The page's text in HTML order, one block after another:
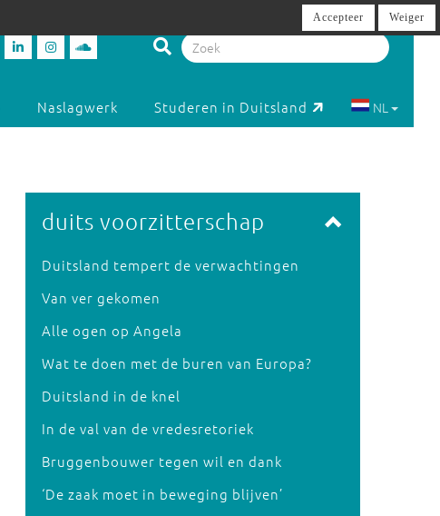
Naslagwerk Studeren in Duitsland NL
duits voorzitterschap
Duitsland tempert de verwachtingen
Van ver gekomen
Alle ogen op Angela
Wat te doen met de buren van Europa?
Duitsland in de knel
In de val van de vredesretoriek
Bruggenbouwer tegen wil en dank
‘De zaak moet in beweging blijven’
Accepteer Weiger